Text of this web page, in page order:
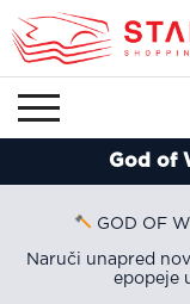
God of
GOD OF
Naruči unapred
epopeje